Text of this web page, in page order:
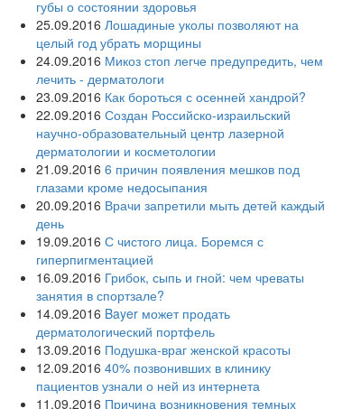
губы о состоянии здоровья
25.09.2016 Лошадиные уколы позволяют на
целый год убрать морщины
24.09.2016 Микоз стоп легче предупредить, чем
лечить - дерматологи
23.09.2016 Как бороться с осенней хандрой?
22.09.2016 Создан Российско-израильский
научно-образовательный центр лазерной
дерматологии и косметологии
21.09.2016 6 причин появления мешков под
глазами кроме недосыпания
20.09.2016 Врачи запретили мыть детей каждый
день
19.09.2016 С чистого лица. Боремся с
гиперпигментацией
16.09.2016 Грибок, сыпь и гной: чем чреваты
занятия в спортзале?
14.09.2016 Bayer может продать
дерматологический портфель
13.09.2016 Подушка-враг женской красоты
12.09.2016 40% позвонивших в клинику
пациентов узнали о ней из интернета
11.09.2016 Причина возникновения темных